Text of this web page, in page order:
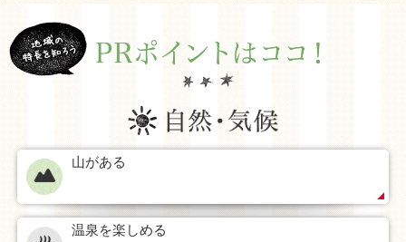
工業では、県内最大規模の「岩手中部（金ケ崎）工業団
地」を有し、医薬品、半導体、自動車組立工場を含む自動
車関連企業等が立地しています。ものづくり産業企業・運
輸・サービス等、多岐にわたった職種の求人があり、安心
して働ける環境が整っています。
住環境
水洗化人口割合は89.1％で県内トップクラス。インターネ
山がある
温泉を楽しめる